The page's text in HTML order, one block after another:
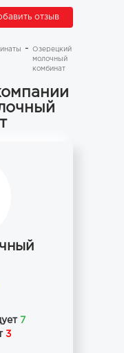
отзыв
Озерецкий
молочный
комбинат
7
3